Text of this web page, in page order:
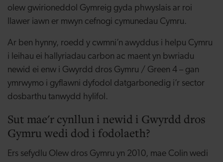
olew gwirioneddol Gymreig gyda phwyslais ar roi
llawer iawn er mwyn cefnogi cymunedau Cymru.
Ar ben hynny, roedd y cwmni’n awyddus i helpu Cymru
i leihau ei hallyriadau carbon ac maent yn bwriadu
newid ei enw i Gwyrdd dros Gymru / Green 4 – gan
ymrwymo i gyflawni dyfodol datgarbonedig i’r sector
dosbarthu tanwydd hylifol.
Sut mae'r cynllun i newid i Gwyrdd dros
Gymru wedi dod i fodolaeth?
Ers sefydlu Olew dros Gymru yn 2010, mae Colin wedi